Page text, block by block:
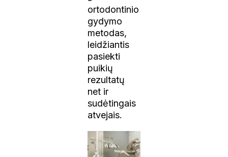
ortodontinio
gydymo
metodas,
leidžiantis
pasiekti
puikių
rezultatų
net ir
sudėtingais
atvejais.